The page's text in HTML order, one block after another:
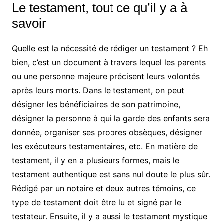
Le testament, tout ce qu’il y a à
savoir
Quelle est la nécessité de rédiger un testament ? Eh
bien, c’est un document à travers lequel les parents
ou une personne majeure précisent leurs volontés
après leurs morts. Dans le testament, on peut
désigner les bénéficiaires de son patrimoine,
désigner la personne à qui la garde des enfants sera
donnée, organiser ses propres obsèques, désigner
les exécuteurs testamentaires, etc. En matière de
testament, il y en a plusieurs formes, mais le
testament authentique est sans nul doute le plus sûr.
Rédigé par un notaire et deux autres témoins, ce
type de testament doit être lu et signé par le
testateur. Ensuite, il y a aussi le testament mystique